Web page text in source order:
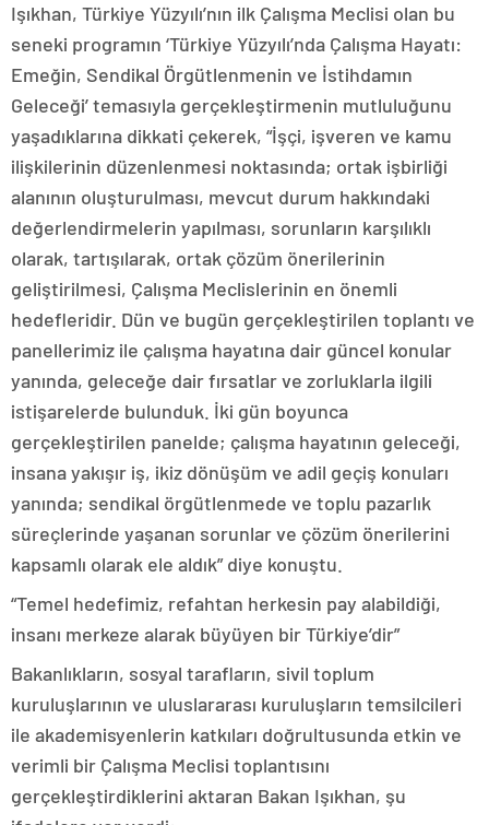
Işıkhan, Türkiye Yüzyılı’nın ilk Çalışma Meclisi olan bu
seneki programın ‘Türkiye Yüzyılı’nda Çalışma Hayatı:
Emeğin, Sendikal Örgütlenmenin ve İstihdamın
Geleceği’ temasıyla gerçekleştirmenin mutluluğunu
yaşadıklarına dikkati çekerek, “İşçi, işveren ve kamu
ilişkilerinin düzenlenmesi noktasında; ortak işbirliği
alanının oluşturulması, mevcut durum hakkındaki
değerlendirmelerin yapılması, sorunların karşılıklı
olarak, tartışılarak, ortak çözüm önerilerinin
geliştirilmesi, Çalışma Meclislerinin en önemli
hedefleridir. Dün ve bugün gerçekleştirilen toplantı ve
panellerimiz ile çalışma hayatına dair güncel konular
yanında, geleceğe dair fırsatlar ve zorluklarla ilgili
istişarelerde bulunduk. İki gün boyunca
gerçekleştirilen panelde; çalışma hayatının geleceği,
insana yakışır iş, ikiz dönüşüm ve adil geçiş konuları
yanında; sendikal örgütlenmede ve toplu pazarlık
süreçlerinde yaşanan sorunlar ve çözüm önerilerini
kapsamlı olarak ele aldık” diye konuştu.
“Temel hedefimiz, refahtan herkesin pay alabildiği,
insanı merkeze alarak büyüyen bir Türkiye’dir”
Bakanlıkların, sosyal tarafların, sivil toplum
kuruluşlarının ve uluslararası kuruluşların temsilcileri
ile akademisyenlerin katkıları doğrultusunda etkin ve
verimli bir Çalışma Meclisi toplantısını
gerçekleştirdiklerini aktaran Bakan Işıkhan, şu